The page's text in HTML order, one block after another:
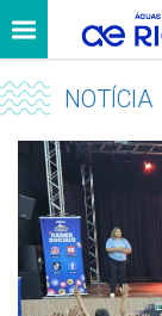
NOTÍCIA